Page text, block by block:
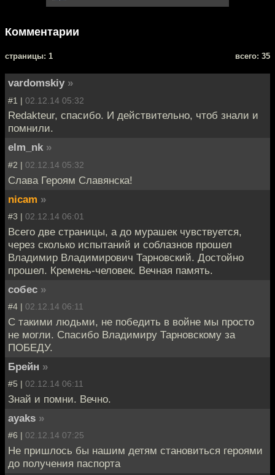
Комментарии
cтраницы: 1 всего: 35
vardomskiy »
#1 | 02.12.14 05:32
Redakteur, спасибо. И действительно, чтоб знали и
помнили.
elm_nk »
#2 | 02.12.14 05:32
Слава Героям Славянска!
nicam »
#3 | 02.12.14 06:01
Всего две страницы, а до мурашек чувствуется,
через сколько испытаний и соблазнов прошел
Владимир Владимирович Тарновский. Достойно
прошел. Кремень-человек. Вечная память.
собес »
#4 | 02.12.14 06:11
С такими людьми, не победить в войне мы просто
не могли. Спасибо Владимиру Тарновскому за
ПОБЕДУ.
Брейн »
#5 | 02.12.14 06:11
Знай и помни. Вечно.
ayaks »
#6 | 02.12.14 07:25
Не пришлось бы нашим детям становиться героями
до получения паспорта